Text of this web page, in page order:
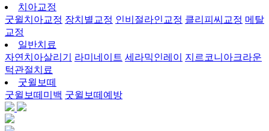
치아교정
굿윌치아교정 장치별교정 인비절라인교정 클리피씨교정 메탈
교정
일반치료
자연치아살리기
라미네이트 세라믹인레이
지르코니아크라운
턱관절치료
굿윌보떼
굿윌보떼미백 굿윌보떼예방